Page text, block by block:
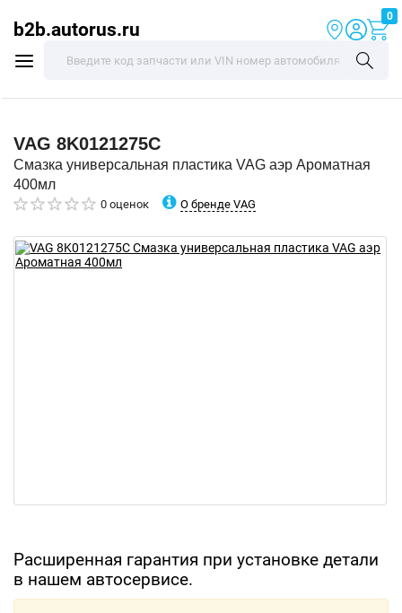
b2b.autorus.ru
0
VAG 8K0121275C
Смазка универсальная пластика VAG аэр Ароматная
400мл
0 оценок О бренде VAG
Расширенная гарантия при установке детали
в нашем автосервисе.